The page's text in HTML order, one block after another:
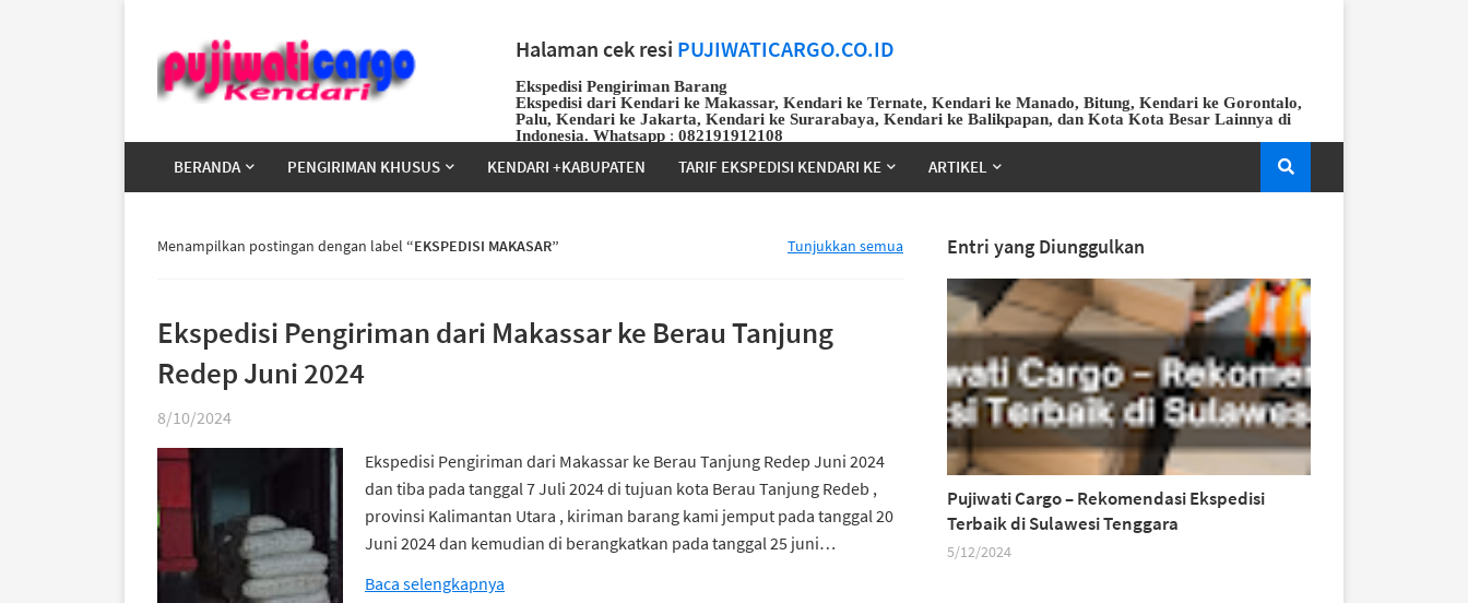
Halaman cek resi PUJIWATICARGO.CO.ID
Ekspedisi Pengiriman Barang
Ekspedisi dari Kendari ke Makassar, Kendari ke Ternate, Kendari ke Manado, Bitung, Kendari ke Gorontalo,
Palu, Kendari ke Jakarta, Kendari ke Surarabaya, Kendari ke Balikpapan, dan Kota Kota Besar Lainnya di
Indonesia. Whatsapp : 082191912108
BERANDA PENGIRIMAN KHUSUS KENDARI +KABUPATEN TARIF EKSPEDISI KENDARI KE ARTIKEL
Menampilkan postingan dengan label EKSPEDISI MAKASAR Tunjukkan semua
Ekspedisi Pengiriman dari Makassar ke Berau Tanjung
Redep Juni 2024
8/10/2024
Ekspedisi Pengiriman dari Makassar ke Berau Tanjung Redep Juni 2024
dan tiba pada tanggal 7 Juli 2024 di tujuan kota Berau Tanjung Redeb ,
provinsi Kalimantan Utara , kiriman barang kami jemput pada tanggal 20
Juni 2024 dan kemudian di berangkatkan pada tanggal 25 juni…
Baca selengkapnya
Entri yang Diunggulkan
Pujiwati Cargo – Rekomendasi Ekspedisi
Terbaik di Sulawesi Tenggara
5/12/2024